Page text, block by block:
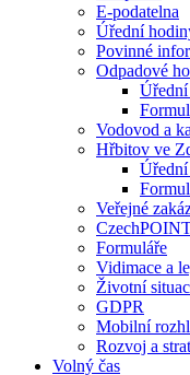
E-podatelna
Úřední
Povinné
Odpadové
Vodovod a
Hřbitov ve
Veřejné
Formuláře
Vidimace a
Životní
GDPR
Mobilní
Rozvoj a
Volný čas